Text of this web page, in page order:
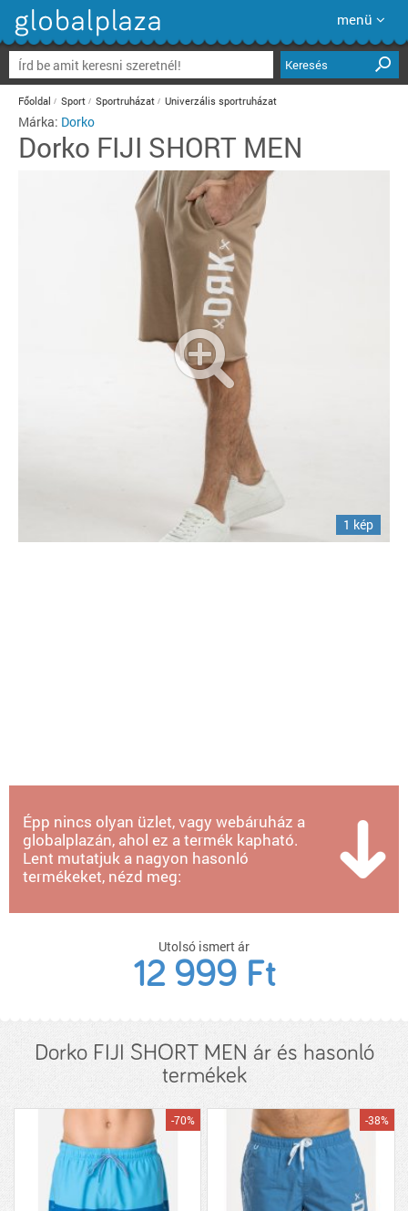
menü
Keresés
Főoldal Sport Sportruházat Univerzális sportruházat
Márka: Dorko
Dorko FIJI SHORT MEN
1 kép
Épp nincs olyan üzlet, vagy webáruház a
globalplazán, ahol ez a termék kapható.
Lent mutatjuk a nagyon hasonló
termékeket, nézd meg:
Utolsó ismert ár
12 999 Ft
Dorko FIJI SHORT MEN ár és hasonló
termékek
-70% -38%